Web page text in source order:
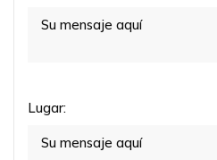
Lugar: